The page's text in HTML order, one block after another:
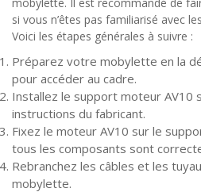
si vous n’êtes pas familiarisé avec
Voici les étapes générales à suivre :
Préparez votre mobylette en la
pour accéder au cadre.
Installez le support moteur AV10
instructions du fabricant.
Fixez le moteur AV10 sur le
tous les composants sont
Rebranchez les câbles et les
mobylette.